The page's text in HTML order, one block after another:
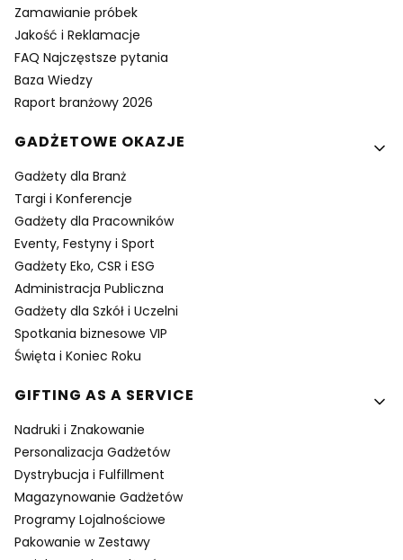
Zamawianie próbek
Jakość i Reklamacje
FAQ Najczęstsze pytania
Baza Wiedzy
Raport branżowy 2026
GADŻETOWE OKAZJE
Gadżety dla Branż
Targi i Konferencje
Gadżety dla Pracowników
Eventy, Festyny i Sport
Gadżety Eko, CSR i ESG
Administracja Publiczna
Gadżety dla Szkół i Uczelni
Spotkania biznesowe VIP
Święta i Koniec Roku
GIFTING AS A SERVICE
Nadruki i Znakowanie
Personalizacja Gadżetów
Dystrybucja i Fulfillment
Magazynowanie Gadżetów
Programy Lojalnościowe
Pakowanie w Zestawy